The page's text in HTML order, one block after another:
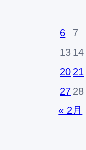
6
7
13 14
20 21
27 28
« 2月